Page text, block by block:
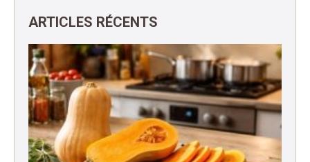
ARTICLES RÉCENTS